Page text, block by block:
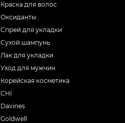
Краска для волос
Оксиданты
Спрей для укладки
Сухой шампунь
Лак для укладки
Уход для мужчин
Корейская косметика
CHI
Davines
Goldwell